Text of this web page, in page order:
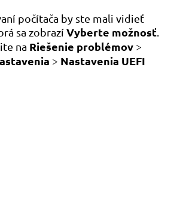
počítača by ste mali vidieť
sa zobrazíVyberte možnosť.
na Riešenie problémov >
> Nastavenia UEFI